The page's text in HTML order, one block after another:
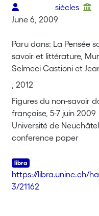
siècles
June 6, 2009
Paru dans: La Pensée
savoir et littérature,
Selmeci Castioni et
Elslande (dir.), Nantes,
, 2012
Figures du non-savoir
française, 5-7 juin 2009
Université de Neuchâtel
conference paper
https://libra.unine.ch/
3/21162